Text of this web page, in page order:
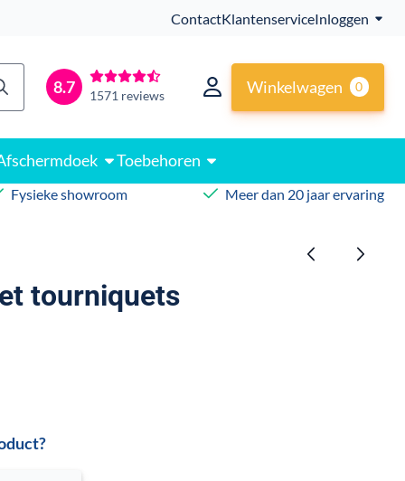
ContactKlantenserviceInloggen
8.7 1571 reviews Winkelwagen 0
Toebehoren
Fysieke showroom Meer dan 20 jaar ervaring
tourniquets